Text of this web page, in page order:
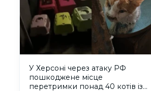
У Херсоні через атаку РФ
пошкоджене місце
перетримки понад 40 котів із